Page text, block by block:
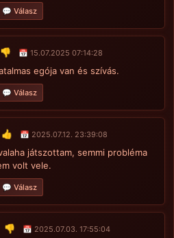
💬 Válasz
👎 📅 15.07.2025 07:14:28
egója van és szívás.
💬 Válasz
👍 📅 2025.07.12. 23:39:08
játszottam, semmi probléma
volt vele.
💬 Válasz
👎 📅 2025.07.03. 17:55:04